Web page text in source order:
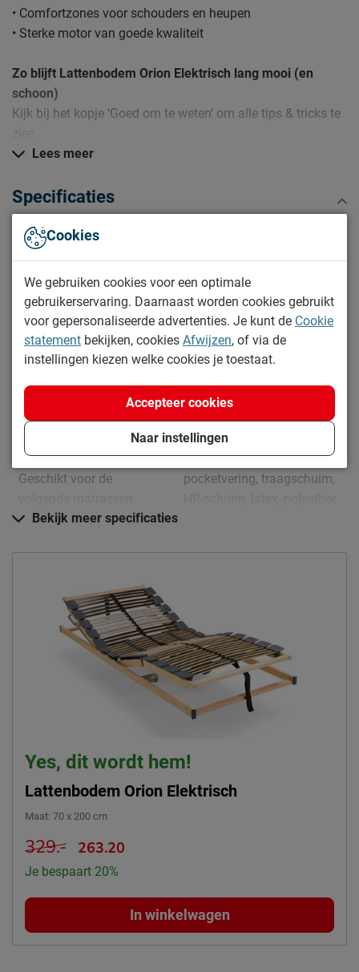
• Comfortzones voor schouders en heupen
• Sterke motor van goede kwaliteit
Zo blijft Lattenbodem Orion Elektrisch lang mooi (en
schoon)
Kijk bij het kopje ‘Goed om te weten’ om alle tips & tricks te
Lees meer
Specificaties
Productinformatie
Artikelnummer
1234447
Merk
Beddenreus Luxe
Afmetingen
Breedte
70 cm
Lengte
200 cm
Uitvoering
Elektrisch verstelbaar
Schuif-mechanisme
Ja
Geschikt voor de
pocketvering, traagschuim,
Gewichtsklasse
Materiaal frame
Materiaal latten
berken
Materiaal lattenhouder
rubber
Ja
onafhankelijk verstelbaar
Ja
Netvrij schakeling
Nood-schakeling (stroom-
uitval)
Nee
Hoofdeind verstelbaar
Ja
Bekijk meer specificaties
Yes, dit wordt hem!
Lattenbodem Orion Elektrisch
Maat: 70 x 200 cm
329.- 263.20
Je bespaart 20%
In winkelwagen
Cookies
We gebruiken cookies voor een optimale
gebruikerservaring. Daarnaast worden cookies gebruikt
voor gepersonaliseerde advertenties. Je kunt de Cookie
statement bekijken, cookies Afwijzen, of via de
instellingen kiezen welke cookies je toestaat.
Naar instellingen
Accepteer cookies